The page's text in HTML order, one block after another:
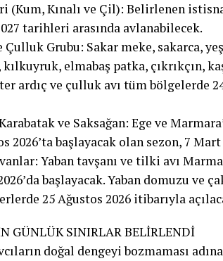
(Kum, Kınalı ve Çil): Belirlenen
tarihleri arasında avlanabilecek.
Çulluk Grubu: Sakar meke, sakarca,
elmabaş patka, çıkrıkçın,
ardıç ve çulluk avı tüm bölgelerde
ve Saksağan: Ege ve
2026’ta başlayacak olan sezon, 7
Yaban tavşanı ve tilki avı
başlayacak. Yaban domuzu ve
25 Ağustos 2026 itibarıyla
GÜNLÜK SINIRLAR BELİRLENDİ
doğal dengeyi bozmaması